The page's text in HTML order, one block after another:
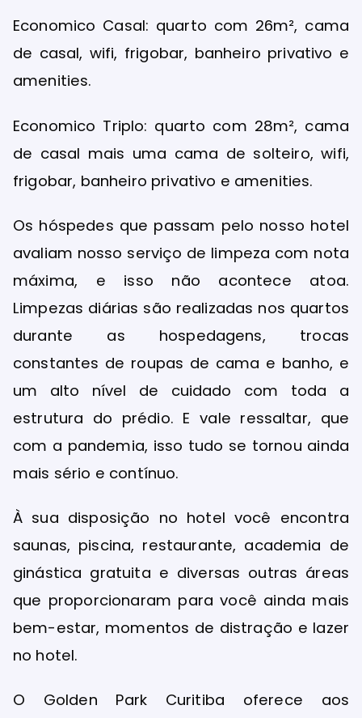
Economico Casal: quarto com 26m², cama
de casal, wifi, frigobar, banheiro privativo e
amenities.
Economico Triplo: quarto com 28m², cama
de casal mais uma cama de solteiro, wifi,
frigobar, banheiro privativo e amenities.
Os hóspedes que passam pelo nosso hotel
avaliam nosso serviço de limpeza com nota
máxima, e isso não acontece atoa.
Limpezas diárias são realizadas nos quartos
durante as hospedagens, trocas
constantes de roupas de cama e banho, e
um alto nível de cuidado com toda a
estrutura do prédio. E vale ressaltar, que
com a pandemia, isso tudo se tornou ainda
mais sério e contínuo.
À sua disposição no hotel você encontra
saunas, piscina, restaurante, academia de
ginástica gratuita e diversas outras áreas
que proporcionaram para você ainda mais
bem-estar, momentos de distração e lazer
no hotel.
O Golden Park Curitiba oferece aos